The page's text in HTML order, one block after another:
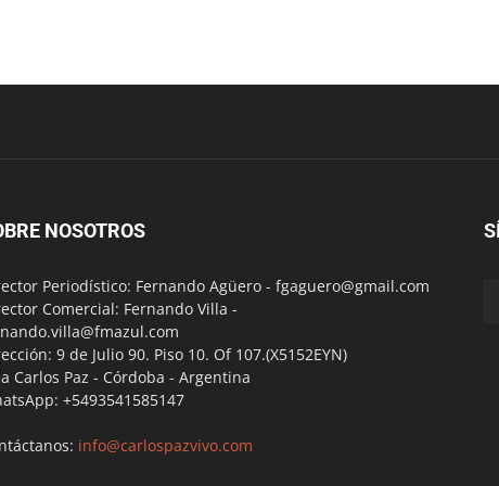
NOSOTROS
Periodístico: Fernando Agüero - fgaguero@gmail.com
Comercial: Fernando Villa -
9 de Julio 90. Piso 10. Of 107.(X5152EYN)
Carlos Paz - Córdoba - Argentina
+5493541585147
info@carlospazvivo.com